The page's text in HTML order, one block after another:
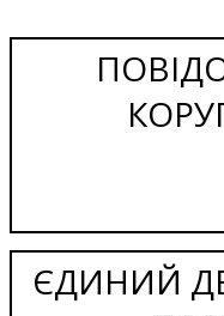
ЄДИНИЙ